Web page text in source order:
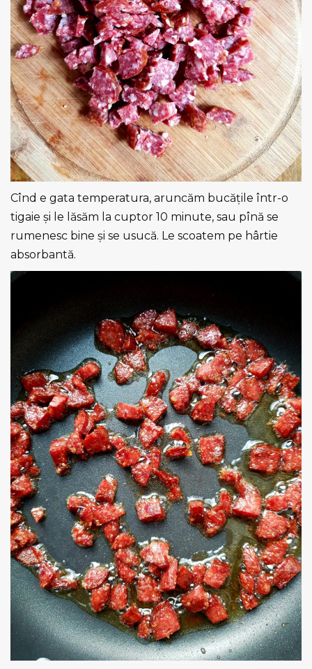
Cînd e gata temperatura, aruncăm bucățile într-o
tigaie și le lăsăm la cuptor 10 minute, sau pînă se
rumenesc bine și se usucă. Le scoatem pe hârtie
absorbantă.